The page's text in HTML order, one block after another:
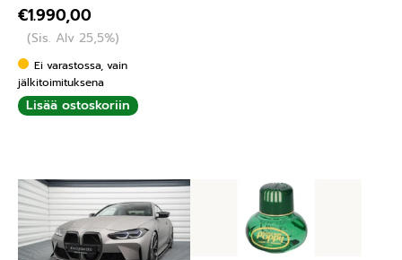
€1.990,00
(Sis. Alv 25,5%)
Ei varastossa, vain
jälkitoimituksena
Lisää ostoskoriin